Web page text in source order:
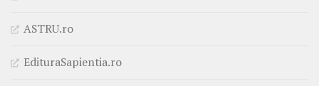
ASTRU.ro
EdituraSapientia.ro